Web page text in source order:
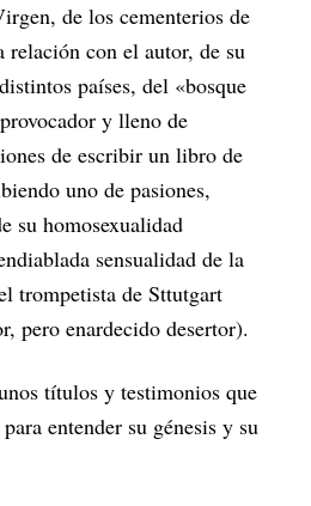
de los cementerios de
con el autor, de su
países, del «bosque
y lleno de
de escribir un libro de
uno de pasiones,
su homosexualidad
sensualidad de la
trompetista de Sttutgart
pero enardecido desertor).
títulos y testimonios que
entender su génesis y su